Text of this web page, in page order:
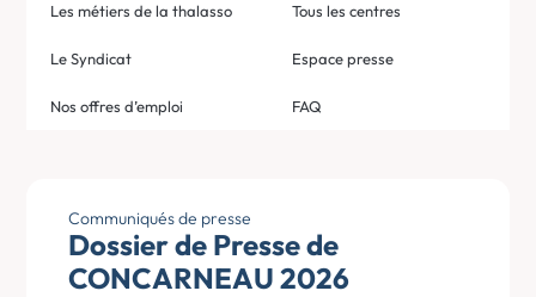
Les métiers de la thalasso
Le Syndicat
Nos offres d’emploi
Tous les centres
Espace presse
FAQ
Communiqués de presse
Dossier de Presse de
CONCARNEAU 2026